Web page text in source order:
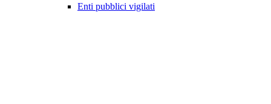
Enti pubblici vigilati